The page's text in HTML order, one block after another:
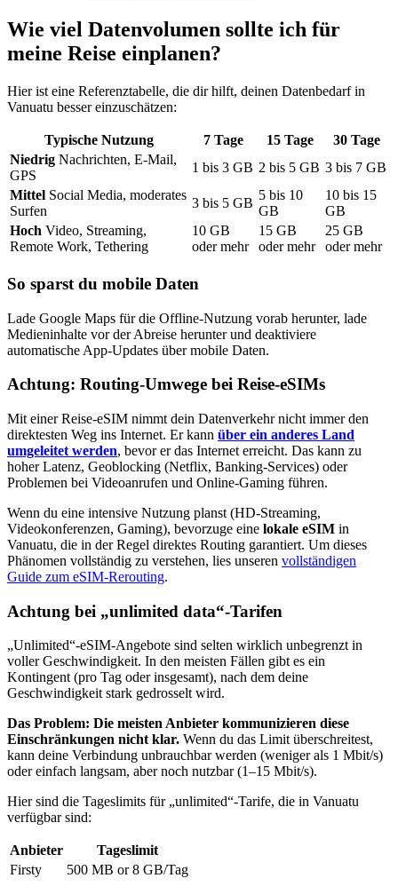
Wie viel Datenvolumen sollte ich für
meine Reise einplanen?
Hier ist eine Referenztabelle, die dir hilft, deinen Datenbedarfin
Vanuatu besser einzuschätzen:
Typische Nutzung 7 Tage 15 Tage 30 Tage
Niedrig Nachrichten, E-Mail,
GPS
1 bis 3 GB 2 bis 5 GB 3 bis 7 GB
Mittel Social Media, moderates
Surfen
3 bis 5 GB
5 bis 10
GB
10 bis 15
GB
Hoch Video, Streaming,
Remote Work, Tethering
10 GB
oder mehr
15 GB
oder mehr
25 GB
oder mehr
So sparst du mobile Daten
Lade Google Maps für die Offline-Nutzung vorab herunter, lade
Medieninhalte vor der Abreise herunter und deaktiviere
automatische App-Updates über mobile Daten.
Achtung: Routing-Umwege bei Reise-eSIMs
Mit einer Reise-eSIM nimmt dein Datenverkehr nicht immer den
direktesten Weg ins Internet. Er kann über ein anderes Land
umgeleitet werden, bevor er das Internet erreicht. Das kann zu
hoher Latenz, Geoblocking (Netflix, Banking-Services) oder
Problemen bei Videoanrufen und Online-Gaming führen.
Wenn du eine intensive Nutzung planst (HD-Streaming,
Videokonferenzen, Gaming), bevorzuge eine lokale eSIM in
Vanuatu, die in der Regel direktes Routing garantiert. Um dieses
Phänomen vollständig zu verstehen, lies unseren vollständigen
Guide zum eSIM-Rerouting.
Achtung bei „unlimited data“-Tarifen
„Unlimited“-eSIM-Angebote sind selten wirklich unbegrenzt in
voller Geschwindigkeit. In den meisten Fällen gibt es ein
Kontingent (pro Tag oder insgesamt), nach dem deine
Geschwindigkeit stark gedrosselt wird.
Das Problem: Die meisten Anbieter kommunizieren diese
Einschränkungen nicht klar. Wenn du das Limit überschreitest,
kann deine Verbindung unbrauchbar werden (weniger als 1 Mbit/s)
oder einfach langsam, aber noch nutzbar (1–15 Mbit/s).
Hier sind die Tageslimits für „unlimited“-Tarife, die in Vanuatu
verfügbar sind:
Anbieter
Tageslimit
Firsty
500 MB or 8 GB/Tag